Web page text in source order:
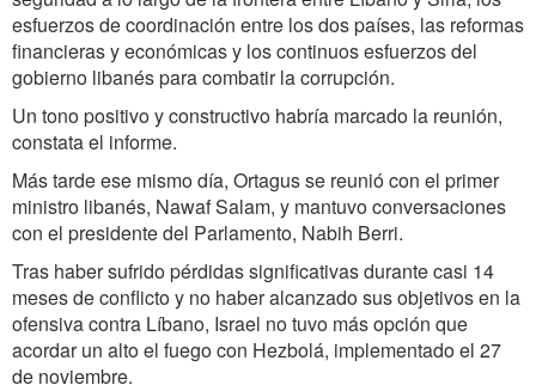
esfuerzos de coordinación entre los dos países, las reformas
financieras y económicas y los continuos esfuerzos del
gobierno libanés para combatir la corrupción.
Un tono positivo y constructivo habría marcado la reunión,
constata el informe.
Más tarde ese mismo día, Ortagus se reunió con el primer
ministro libanés, Nawaf Salam, y mantuvo conversaciones
con el presidente del Parlamento, Nabih Berri.
Tras haber sufrido pérdidas significativas durante casi 14
meses de conflicto y no haber alcanzado sus objetivos en la
ofensiva contra Líbano, Israel no tuvo más opción que
acordar un alto el fuego con Hezbolá, implementado el 27
de noviembre.